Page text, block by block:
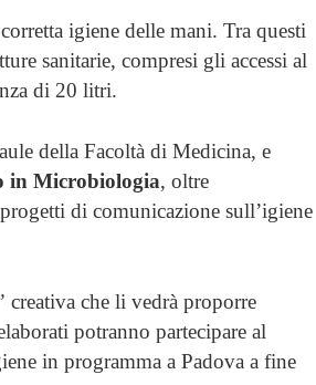
igiene delle mani. Tra questi
sanitarie, compresi gli accessi al
di 20 litri.
della Facoltà di Medicina, e
in Microbiologia, oltre
di comunicazione sull’igiene
creativa che li vedrà proporre
potranno partecipare al
in programma a Padova a fine